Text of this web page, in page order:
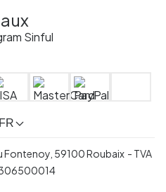
FR
Fontenoy, 59100 Roubaix - TVA